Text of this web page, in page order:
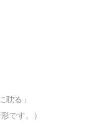
耽る」
です。）